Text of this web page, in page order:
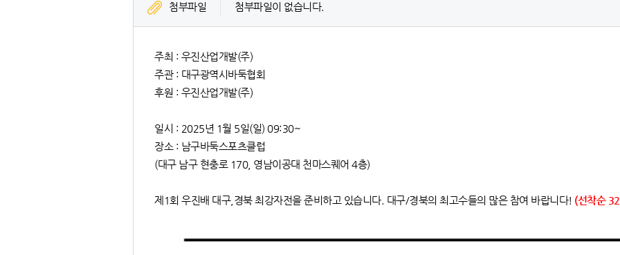
첨부파일 첨부파일이 없습니다.
주최 : 우진산업개발(주)
주관 : 대구광역시바둑협회
후원 : 우진산업개발(주)
일시 : 2025년 1월 5일(일) 09:30~
장소 : 남구바둑스포츠클럽
(대구 남구 현충로 170, 영남이공대 천마스퀘어 4층)
제1회 우진배 대구,경북 최강자전을 준비하고 있습니다. 대구/경북의 최고수들의 많은 참여 바랍니다! (선착순